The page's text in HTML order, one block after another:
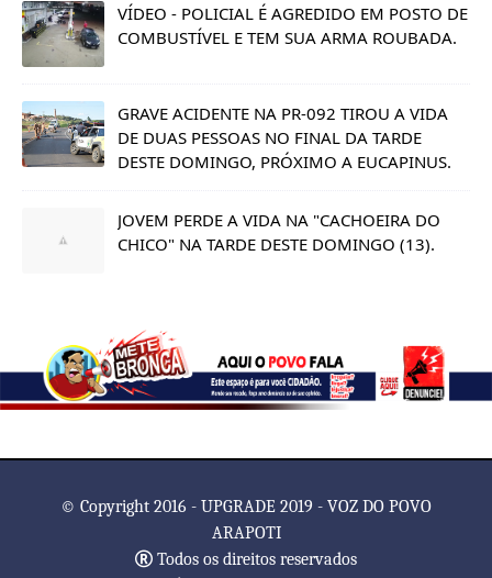
VÍDEO - POLICIAL É AGREDIDO EM POSTO DE
COMBUSTÍVEL E TEM SUA ARMA ROUBADA.
GRAVE ACIDENTE NA PR-092 TIROU A VIDA
DE DUAS PESSOAS NO FINAL DA TARDE
DESTE DOMINGO, PRÓXIMO A EUCAPINUS.
JOVEM PERDE A VIDA NA "CACHOEIRA DO
CHICO" NA TARDE DESTE DOMINGO (13).
© Copyright 2016 - UPGRADE 2019 - VOZ DO POVO
ARAPOTI
Todos os direitos reservados